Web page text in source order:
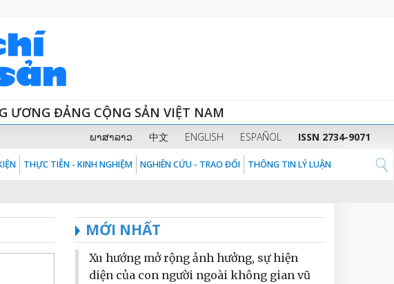
ƯƠNG ĐẢNG CỘNG SẢN VIỆT NAM
ພາສາລາວ 中文 ENGLISH ESPAÑOL ISSN 2734-9071
THỰC TIỄN - KINH NGHIỆM NGHIÊN CỨU - TRAO ĐỔI THÔNG TIN LÝ LUẬN
MỚI NHẤT
Xu hướng mở rộng ảnh hưởng, sự hiện
diện của con người ngoài không gian vũ